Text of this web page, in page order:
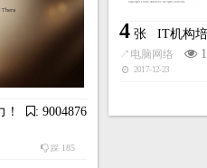
4 张 IT机构
↗ 电脑网络
2017-12-23
: 9004876
踩 185